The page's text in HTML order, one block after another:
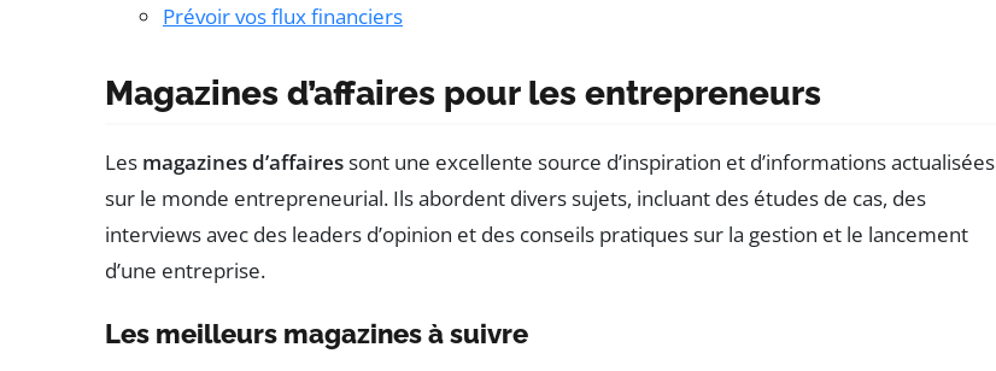
Prévoir vos flux financiers
Magazines d’affaires pour les entrepreneurs
Les magazines d’affairessont une excellente source d’inspiration et d’informations actualisées
sur le monde entrepreneurial. Ils abordent divers sujets, incluant des études de cas, des
interviews avec des leaders d’opinion et des conseils pratiques sur la gestion et le lancement
d’une entreprise.
Les meilleurs magazines à suivre